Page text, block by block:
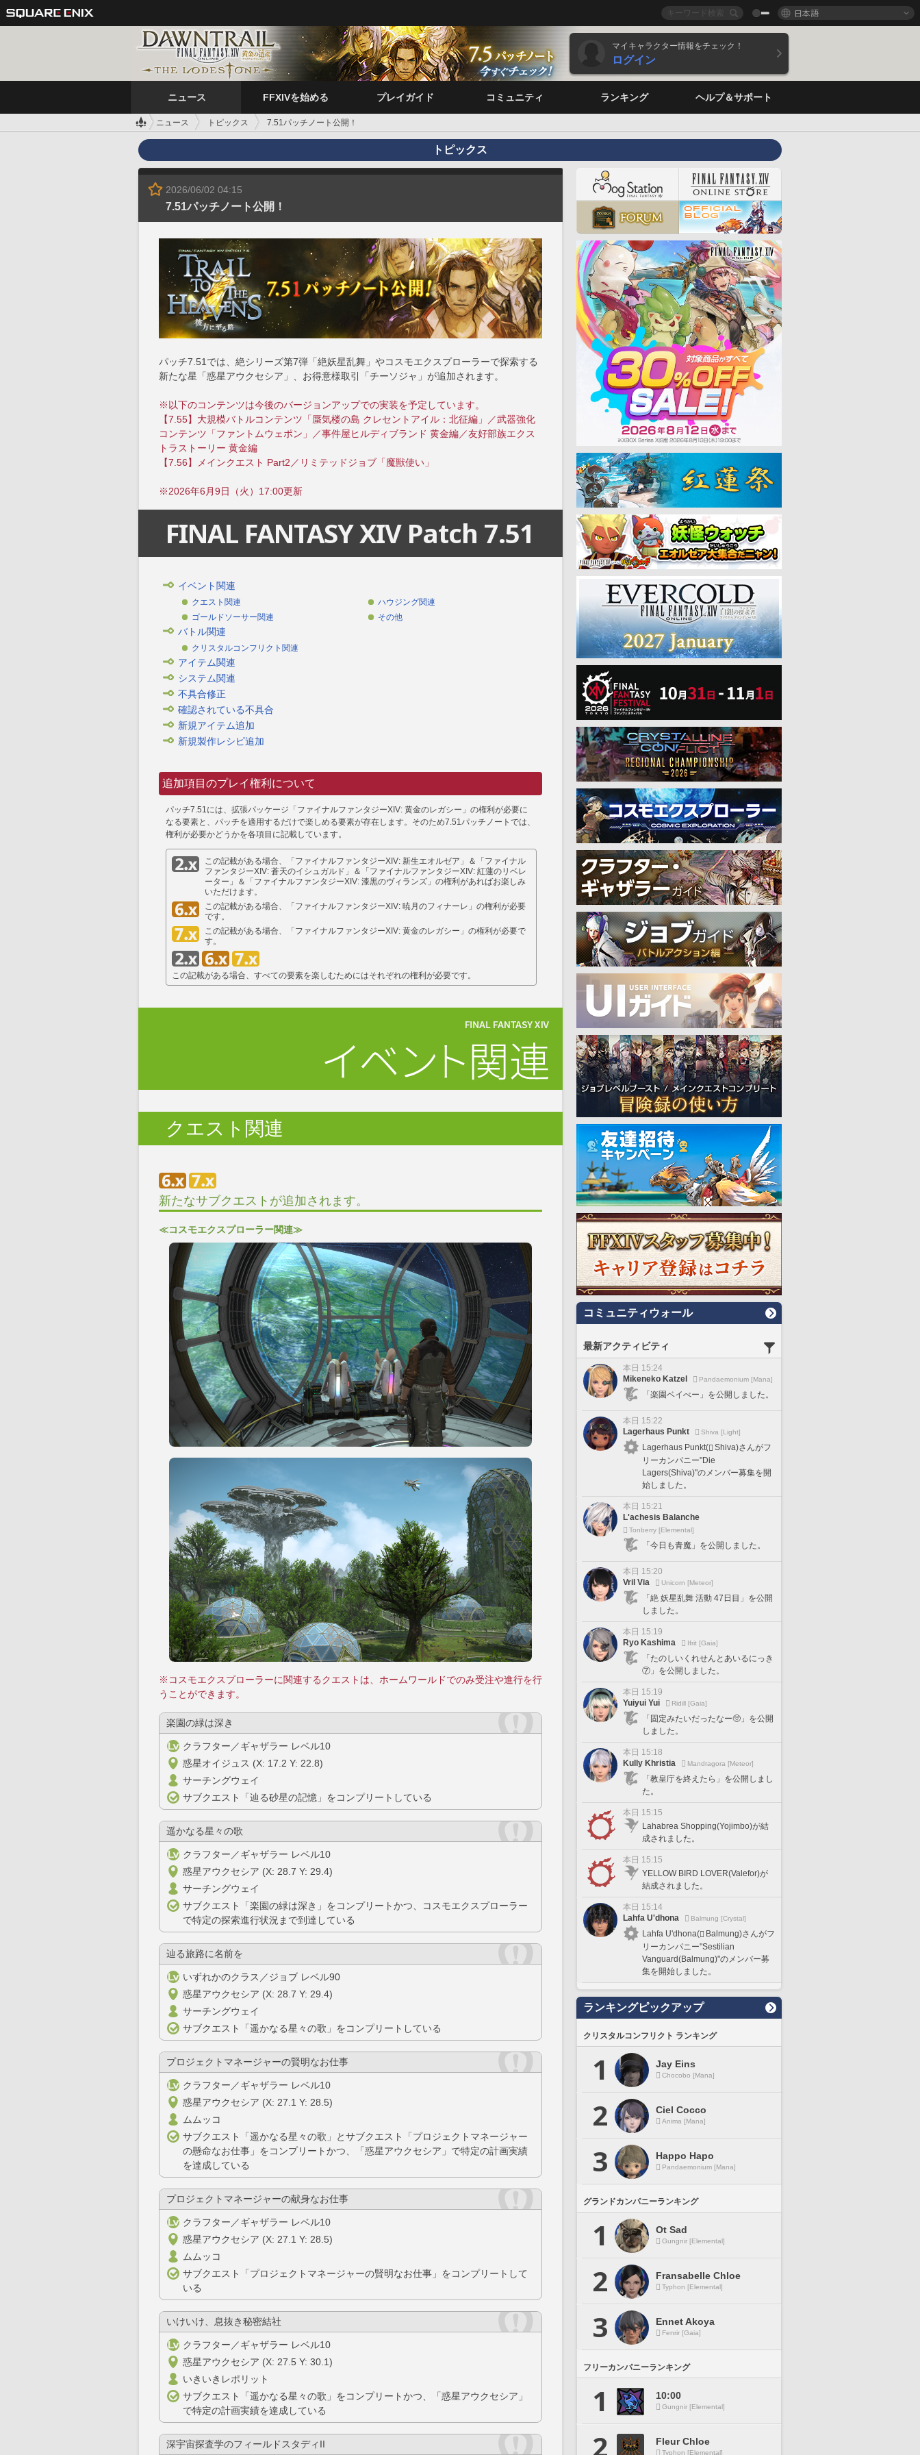
日本語
マイキャラクター情報をチェック！
ログイン
ニュース FFXIVを始める プレイガイド コミュニティ ランキング ヘルプ＆サポート
ニュース トピックス 7.51パッチノート公開！
トピックス
2026/06/02 04:15
7.51パッチノート公開！
パッチ7.51では、絶シリーズ第7弾「絶妖星乱舞」やコスモエクスプローラーで探索する
新たな星「惑星アウクセシア」、お得意様取引「チーソジャ」が追加されます。
※以下のコンテンツは今後のバージョンアップでの実装を予定しています。
【7.55】大規模バトルコンテンツ「蜃気楼の島 クレセントアイル：北征編」／武器強化
コンテンツ「ファントムウェポン」／事件屋ヒルディブランド 黄金編／友好部族エクス
トラストーリー 黄金編
【7.56】メインクエスト Part2／リミテッドジョブ「魔獣使い」
※2026年6月9日（火）17:00更新
FINAL FANTASY XIV Patch 7.51
イベント関連
クエスト関連
ハウジング関連
ゴールドソーサー関連
その他
バトル関連
クリスタルコンフリクト関連
アイテム関連
システム関連
不具合修正
確認されている不具合
新規アイテム追加
新規製作レシピ追加
追加項目のプレイ権利について
パッチ7.51には、拡張パッケージ「ファイナルファンタジーXIV: 黄金のレガシー」の権利が必要に
なる要素と、パッチを適用するだけで楽しめる要素が存在します。そのため7.51パッチノートでは、
権利が必要かどうかを各項目に記載しています。
この記載がある場合、「ファイナルファンタジーXIV: 新生エオルゼア」＆「ファイナル
ファンタジーXIV: 蒼天のイシュガルド」＆「ファイナルファンタジーXIV: 紅蓮のリベレ
ーター」＆「ファイナルファンタジーXIV: 漆黒のヴィランズ」の権利があればお楽しみ
いただけます。
この記載がある場合、「ファイナルファンタジーXIV: 暁月のフィナーレ」の権利が必要
です。
この記載がある場合、「ファイナルファンタジーXIV: 黄金のレガシー」の権利が必要で
す。
この記載がある場合、すべての要素を楽しむためにはそれぞれの権利が必要です。
クエスト関連
新たなサブクエストが追加されます。
≪コスモエクスプローラー関連≫
※コスモエクスプローラーに関連するクエストは、ホームワールドでのみ受注や進行を行
うことができます。
楽園の緑は深き
クラフター／ギャザラー レベル10
惑星オイジュス (X: 17.2 Y: 22.8)
サーチングウェイ
サブクエスト「辿る砂星の記憶」をコンプリートしている
遥かなる星々の歌
クラフター／ギャザラー レベル10
惑星アウクセシア (X: 28.7 Y: 29.4)
サーチングウェイ
サブクエスト「楽園の緑は深き」をコンプリートかつ、コスモエクスプローラー
で特定の探索進行状況まで到達している
辿る旅路に名前を
いずれかのクラス／ジョブ レベル90
惑星アウクセシア (X: 28.7 Y: 29.4)
サーチングウェイ
サブクエスト「遥かなる星々の歌」をコンプリートしている
プロジェクトマネージャーの賢明なお仕事
クラフター／ギャザラー レベル10
惑星アウクセシア (X: 27.1 Y: 28.5)
ムムッコ
サブクエスト「遥かなる星々の歌」とサブクエスト「プロジェクトマネージャー
の懸命なお仕事」をコンプリートかつ、「惑星アウクセシア」で特定の計画実績
を達成している
プロジェクトマネージャーの献身なお仕事
クラフター／ギャザラー レベル10
惑星アウクセシア (X: 27.1 Y: 28.5)
ムムッコ
サブクエスト「プロジェクトマネージャーの賢明なお仕事」をコンプリートして
いる
いけいけ、息抜き秘密結社
クラフター／ギャザラー レベル10
惑星アウクセシア (X: 27.5 Y: 30.1)
いきいきレポリット
サブクエスト「遥かなる星々の歌」をコンプリートかつ、「惑星アウクセシア」
で特定の計画実績を達成している
深宇宙探査学のフィールドスタディII
コミュニティウォール
最新アクティビティ
本日 15:24
Mikeneko Katzel
Pandaemonium [Mana]
「楽園ベイべー」を公開しました。
本日 15:22
Lagerhaus Punkt
Shiva [Light]
Lagerhaus Punkt(
Shiva)さんがフ
リーカンパニー"Die
Lagers(Shiva)"のメンバー募集を開
始しました。
本日 15:21
L'achesis Balanche
Tonberry [Elemental]
「今日も青魔」を公開しました。
本日 15:20
Vril Via
Unicorn [Meteor]
「絶 妖星乱舞 活動 47日目」を公開
しました。
本日 15:19
Ryo Kashima
Ifrit [Gaia]
「たのしいくれせんとあいるにっき
⑦」を公開しました。
本日 15:19
Yuiyui Yui
Ridill [Gaia]
「固定みたいだったなー🥺」を公開
しました。
本日 15:18
Kully Khristia
Mandragora [Meteor]
「教皇庁を終えたら」を公開しまし
た。
本日 15:15
Lahabrea Shopping(Yojimbo)が結
成されました。
本日 15:15
YELLOW BIRD LOVER(Valefor)が
結成されました。
本日 15:14
Lahfa U'dhona
Balmung [Crystal]
Lahfa U'dhona(
Balmung)さんがフ
リーカンパニー"Sestilian
Vanguard(Balmung)"のメンバー募
集を開始しました。
ランキングピックアップ
クリスタルコンフリクト ランキング
1 Jay Eins
Chocobo [Mana]
2 Ciel Cocco
Anima [Mana]
3 Happo Hapo
Pandaemonium [Mana]
グランドカンパニーランキング
1 Ot Sad
Gungnir [Elemental]
2 Fransabelle Chloe
Typhon [Elemental]
3 Ennet Akoya
Fenrir [Gaia]
フリーカンパニーランキング
1 10:00
Gungnir [Elemental]
2 Fleur Chloe
Typhon [Elemental]